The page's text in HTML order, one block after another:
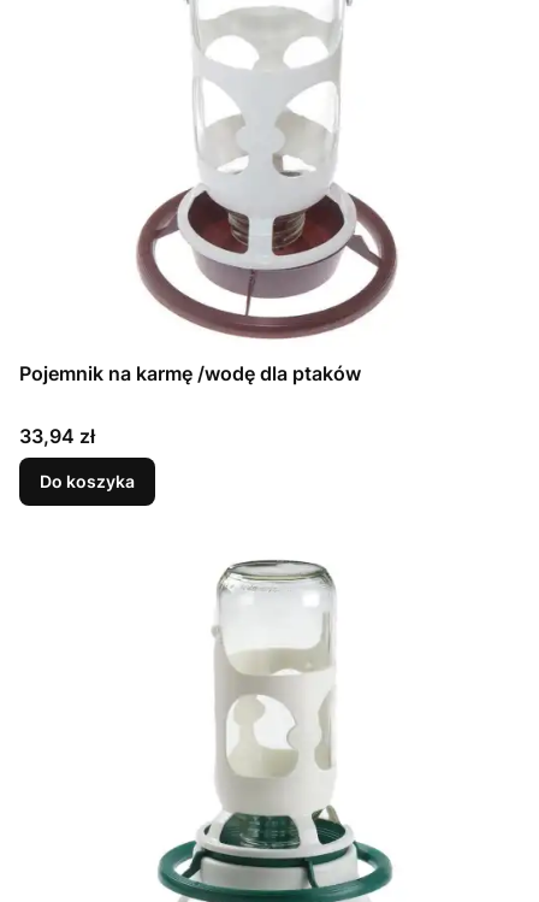
Pojemnik na karmę /wodę dla ptaków
Cena
33,94 zł
Do koszyka